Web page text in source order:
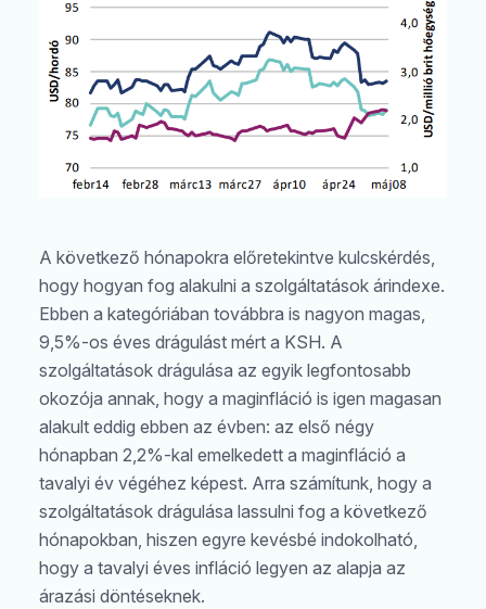
A következő hónapokra előretekintve kulcskérdés,
hogy hogyan fog alakulni a szolgáltatások árindexe.
Ebben a kategóriában továbbra is nagyon magas,
9,5%-os éves drágulást mért a KSH. A
szolgáltatások drágulása az egyik legfontosabb
okozója annak, hogy a maginfláció is igen magasan
alakult eddig ebben az évben: az első négy
hónapban 2,2%-kal emelkedett a maginfláció a
tavalyi év végéhez képest. Arra számítunk, hogy a
szolgáltatások drágulása lassulni fog a következő
hónapokban, hiszen egyre kevésbé indokolható,
hogy a tavalyi éves infláció legyen az alapja az
árazási döntéseknek.